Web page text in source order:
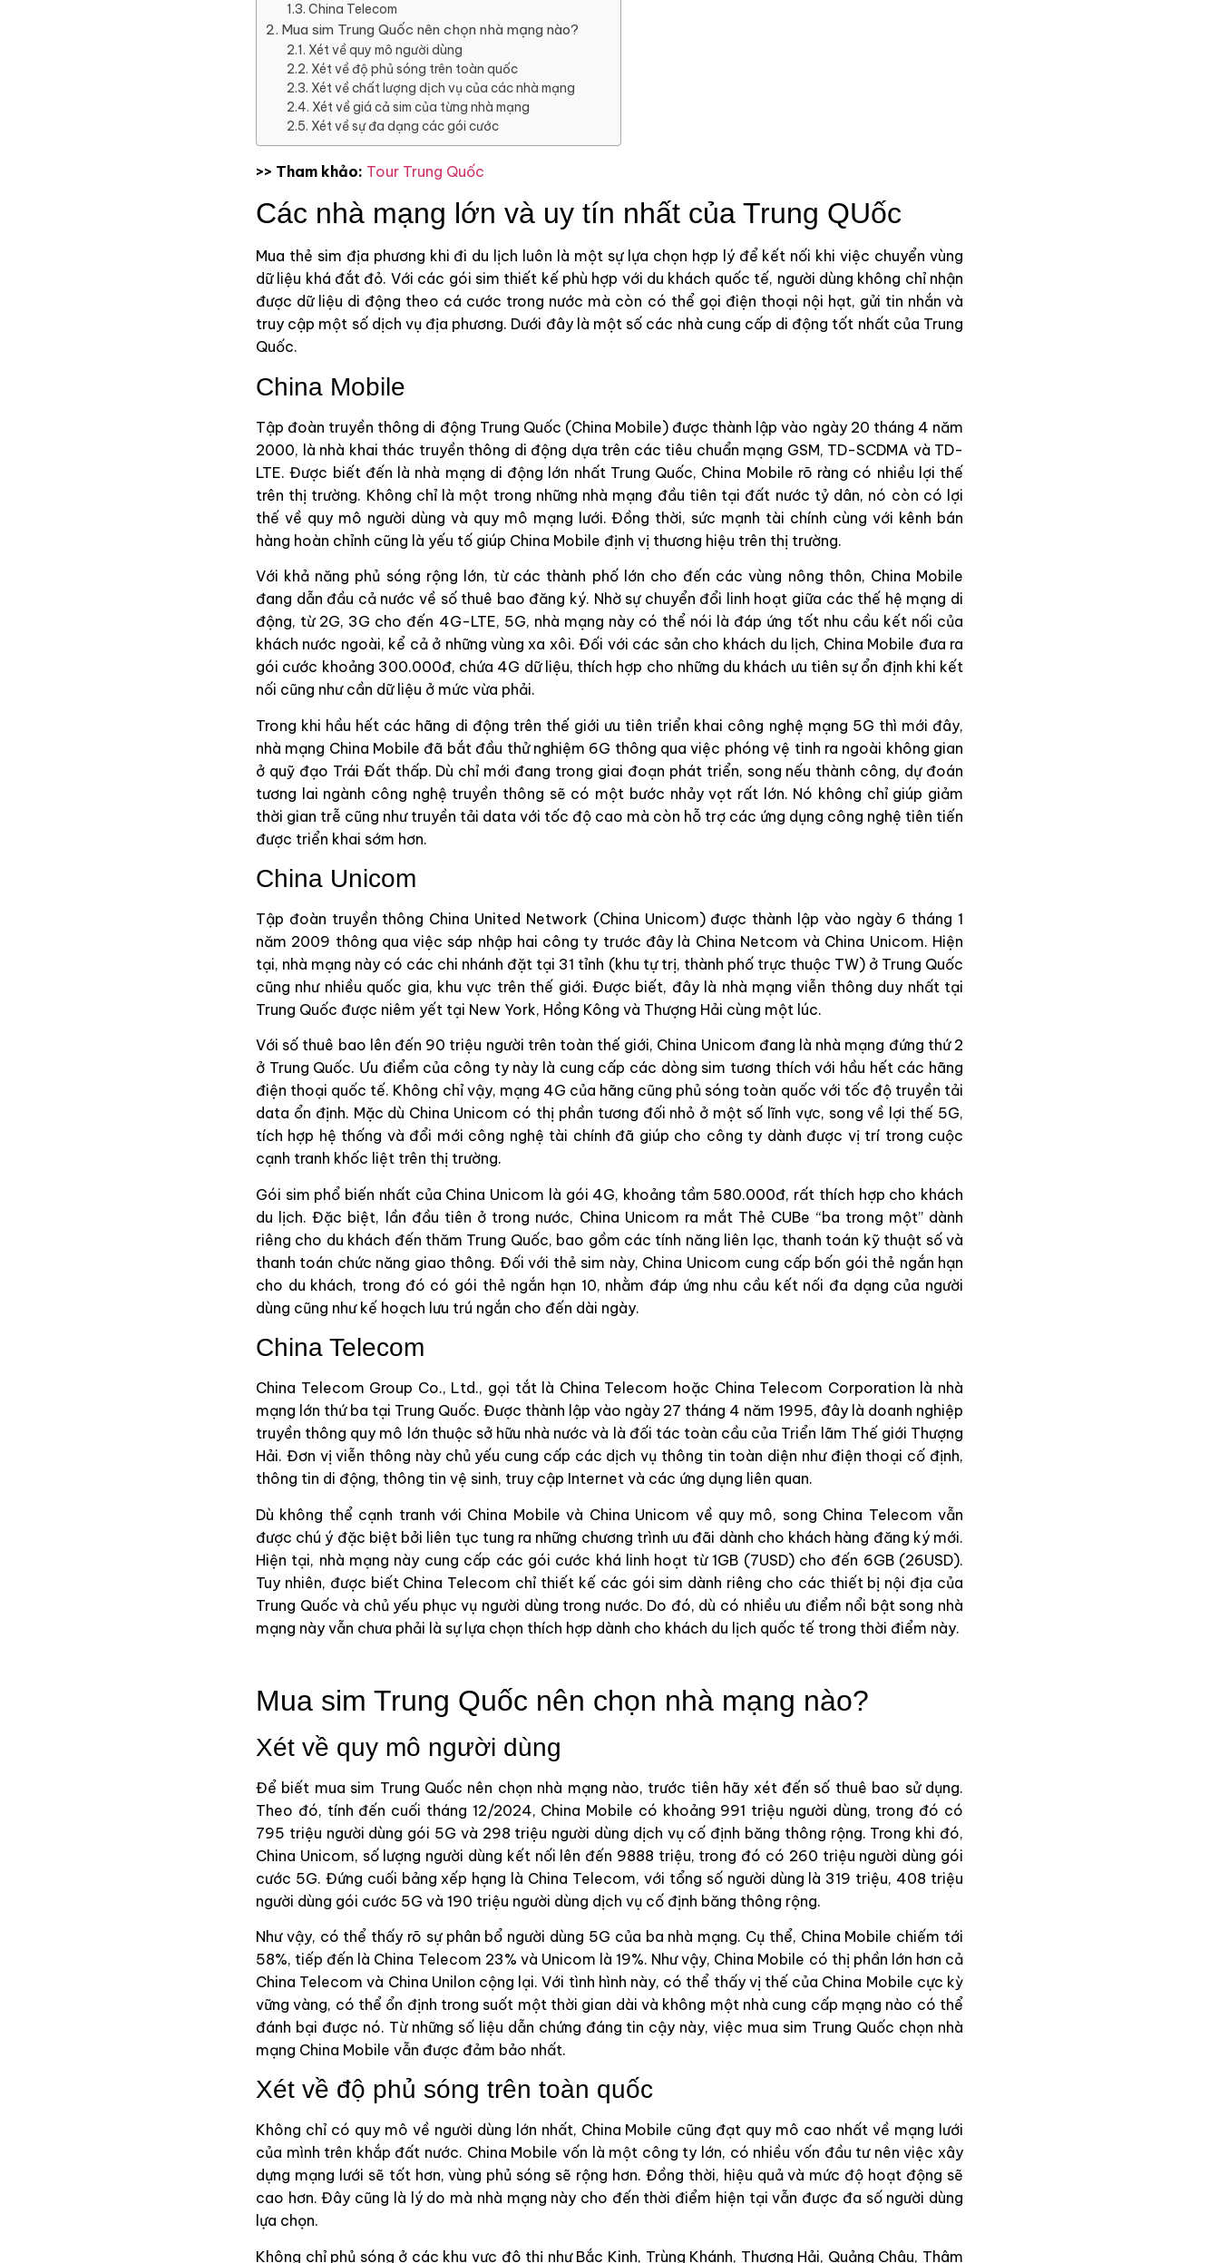
China Telecom
Mua sim Trung Quốc nên chọn nhà mạng nào?
Xét về quy mô người dùng
Xét về độ phủ sóng trên toàn quốc
Xét về chất lượng dịch vụ của các nhà mạng
Xét về giá cả sim của từng nhà mạng
Xét về sự đa dạng các gói cước
>> Tham khảo: Tour Trung Quốc
Các nhà mạng lớn và uy tín nhất của Trung QUốc
Mua thẻ sim địa phương khi đi du lịch luôn là một sự lựa chọn hợp lý để kết nối khi việc chuyển vùng
dữ liệu khá đắt đỏ. Với các gói sim thiết kế phù hợp với du khách quốc tế, người dùng không chỉ nhận
được dữ liệu di động theo cá cước trong nước mà còn có thể gọi điện thoại nội hạt, gửi tin nhắn và
truy cập một số dịch vụ địa phương. Dưới đây là một số các nhà cung cấp di động tốt nhất của Trung
Quốc.
China Mobile
Tập đoàn truyền thông di động Trung Quốc (China Mobile) được thành lập vào ngày 20 tháng 4 năm
2000, là nhà khai thác truyền thông di động dựa trên các tiêu chuẩn mạng GSM, TD-SCDMA và TD-
LTE. Được biết đến là nhà mạng di động lớn nhất Trung Quốc, China Mobile rõ ràng có nhiều lợi thế
trên thị trường. Không chỉ là một trong những nhà mạng đầu tiên tại đất nước tỷ dân, nó còn có lợi
thế về quy mô người dùng và quy mô mạng lưới. Đồng thời, sức mạnh tài chính cùng với kênh bán
hàng hoàn chỉnh cũng là yếu tố giúp China Mobile định vị thương hiệu trên thị trường.
Với khả năng phủ sóng rộng lớn, từ các thành phố lớn cho đến các vùng nông thôn, China Mobile
đang dẫn đầu cả nước về số thuê bao đăng ký. Nhờ sự chuyển đổi linh hoạt giữa các thế hệ mạng di
động, từ 2G, 3G cho đến 4G-LTE, 5G, nhà mạng này có thể nói là đáp ứng tốt nhu cầu kết nối của
khách nước ngoài, kể cả ở những vùng xa xôi. Đối với các sản cho khách du lịch, China Mobile đưa ra
gói cước khoảng 300.000đ, chứa 4G dữ liệu, thích hợp cho những du khách ưu tiên sự ổn định khi kết
nối cũng như cần dữ liệu ở mức vừa phải.
Trong khi hầu hết các hãng di động trên thế giới ưu tiên triển khai công nghệ mạng 5G thì mới đây,
nhà mạng China Mobile đã bắt đầu thử nghiệm 6G thông qua việc phóng vệ tinh ra ngoài không gian
ở quỹ đạo Trái Đất thấp. Dù chỉ mới đang trong giai đoạn phát triển, song nếu thành công, dự đoán
tương lai ngành công nghệ truyền thông sẽ có một bước nhảy vọt rất lớn. Nó không chỉ giúp giảm
thời gian trễ cũng như truyền tải data với tốc độ cao mà còn hỗ trợ các ứng dụng công nghệ tiên tiến
được triển khai sớm hơn.
China Unicom
Tập đoàn truyền thông China United Network (China Unicom) được thành lập vào ngày 6 tháng 1
năm 2009 thông qua việc sáp nhập hai công ty trước đây là China Netcom và China Unicom. Hiện
tại, nhà mạng này có các chi nhánh đặt tại 31 tỉnh (khu tự trị, thành phố trực thuộc TW) ở Trung Quốc
cũng như nhiều quốc gia, khu vực trên thế giới. Được biết, đây là nhà mạng viễn thông duy nhất tại
Trung Quốc được niêm yết tại New York, Hồng Kông và Thượng Hải cùng một lúc.
Với số thuê bao lên đến 90 triệu người trên toàn thế giới, China Unicom đang là nhà mạng đứng thứ 2
ở Trung Quốc. Ưu điểm của công ty này là cung cấp các dòng sim tương thích với hầu hết các hãng
điện thoại quốc tế. Không chỉ vậy, mạng 4G của hãng cũng phủ sóng toàn quốc với tốc độ truyền tải
data ổn định. Mặc dù China Unicom có thị phần tương đối nhỏ ở một số lĩnh vực, song về lợi thế 5G,
tích hợp hệ thống và đổi mới công nghệ tài chính đã giúp cho công ty dành được vị trí trong cuộc
cạnh tranh khốc liệt trên thị trường.
Gói sim phổ biến nhất của China Unicom là gói 4G, khoảng tầm 580.000đ, rất thích hợp cho khách
du lịch. Đặc biệt, lần đầu tiên ở trong nước, China Unicom ra mắt Thẻ CUBe “ba trong một” dành
riêng cho du khách đến thăm Trung Quốc, bao gồm các tính năng liên lạc, thanh toán kỹ thuật số và
thanh toán chức năng giao thông. Đối với thẻ sim này, China Unicom cung cấp bốn gói thẻ ngắn hạn
cho du khách, trong đó có gói thẻ ngắn hạn 10, nhằm đáp ứng nhu cầu kết nối đa dạng của người
dùng cũng như kế hoạch lưu trú ngắn cho đến dài ngày.
China Telecom
China Telecom Group Co., Ltd., gọi tắt là China Telecom hoặc China Telecom Corporation là nhà
mạng lớn thứ ba tại Trung Quốc. Được thành lập vào ngày 27 tháng 4 năm 1995, đây là doanh nghiệp
truyền thông quy mô lớn thuộc sở hữu nhà nước và là đối tác toàn cầu của Triển lãm Thế giới Thượng
Hải. Đơn vị viễn thông này chủ yếu cung cấp các dịch vụ thông tin toàn diện như điện thoại cố định,
thông tin di động, thông tin vệ sinh, truy cập Internet và các ứng dụng liên quan.
Dù không thể cạnh tranh với China Mobile và China Unicom về quy mô, song China Telecom vẫn
được chú ý đặc biệt bởi liên tục tung ra những chương trình ưu đãi dành cho khách hàng đăng ký mới.
Hiện tại, nhà mạng này cung cấp các gói cước khá linh hoạt từ 1GB (7USD) cho đến 6GB (26USD).
Tuy nhiên, được biết China Telecom chỉ thiết kế các gói sim dành riêng cho các thiết bị nội địa của
Trung Quốc và chủ yếu phục vụ người dùng trong nước. Do đó, dù có nhiều ưu điểm nổi bật song nhà
mạng này vẫn chưa phải là sự lựa chọn thích hợp dành cho khách du lịch quốc tế trong thời điểm này.
Mua sim Trung Quốc nên chọn nhà mạng nào?
Xét về quy mô người dùng
Để biết mua sim Trung Quốc nên chọn nhà mạng nào, trước tiên hãy xét đến số thuê bao sử dụng.
Theo đó, tính đến cuối tháng 12/2024, China Mobile có khoảng 991 triệu người dùng, trong đó có
795 triệu người dùng gói 5G và 298 triệu người dùng dịch vụ cố định băng thông rộng. Trong khi đó,
China Unicom, số lượng người dùng kết nối lên đến 9888 triệu, trong đó có 260 triệu người dùng gói
cước 5G. Đứng cuối bảng xếp hạng là China Telecom, với tổng số người dùng là 319 triệu, 408 triệu
người dùng gói cước 5G và 190 triệu người dùng dịch vụ cố định băng thông rộng.
Như vậy, có thể thấy rõ sự phân bổ người dùng 5G của ba nhà mạng. Cụ thể, China Mobile chiếm tới
58%, tiếp đến là China Telecom 23% và Unicom là 19%. Như vậy, China Mobile có thị phần lớn hơn cả
China Telecom và China Unilon cộng lại. Với tình hình này, có thể thấy vị thế của China Mobile cực kỳ
vững vàng, có thể ổn định trong suốt một thời gian dài và không một nhà cung cấp mạng nào có thể
đánh bại được nó. Từ những số liệu dẫn chứng đáng tin cậy này, việc mua sim Trung Quốc chọn nhà
mạng China Mobile vẫn được đảm bảo nhất.
Xét về độ phủ sóng trên toàn quốc
Không chỉ có quy mô về người dùng lớn nhất, China Mobile cũng đạt quy mô cao nhất về mạng lưới
của mình trên khắp đất nước. China Mobile vốn là một công ty lớn, có nhiều vốn đầu tư nên việc xây
dựng mạng lưới sẽ tốt hơn, vùng phủ sóng sẽ rộng hơn. Đồng thời, hiệu quả và mức độ hoạt động sẽ
cao hơn. Đây cũng là lý do mà nhà mạng này cho đến thời điểm hiện tại vẫn được đa số người dùng
lựa chọn.
Không chỉ phủ sóng ở các khu vực đô thị như Bắc Kinh, Trùng Khánh, Thượng Hải, Quảng Châu, Thâm